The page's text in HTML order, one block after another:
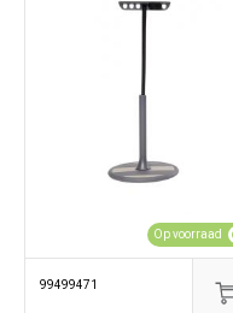
99499471
Op voorraad